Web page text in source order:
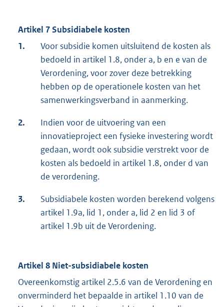
Artikel 7 Subsidiabele kosten
1.
Voor subsidie komen uitsluitend de kosten als
bedoeld in artikel 1.8, onder a, b en e van de
Verordening, voor zover deze betrekking
hebben op de operationele kosten van het
samenwerkingsverband in aanmerking.
2.
Indien voor de uitvoering van een
innovatieproject een fysieke investering wordt
gedaan, wordt ook subsidie verstrekt voor de
kosten als bedoeld in artikel 1.8, onder d van
de verordening.
3.
Subsidiabele kosten worden berekend volgens
artikel 1.9a, lid 1, onder a, lid 2 en lid 3 of
artikel 1.9b uit de Verordening.
Artikel 8 Niet-subsidiabele kosten
Overeenkomstig artikel 2.5.6 van de Verordening en
onverminderd het bepaalde in artikel 1.10 van de